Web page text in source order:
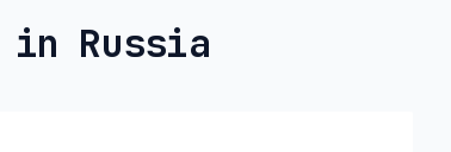
in Russia